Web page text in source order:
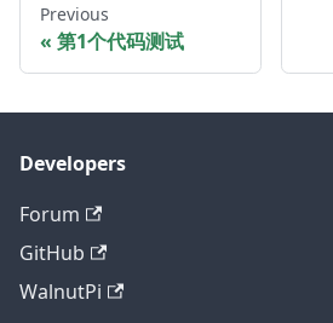
Previous
第1个代码测试
Developers
Forum
GitHub
WalnutPi